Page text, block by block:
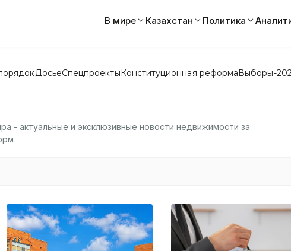
В мире Казахстан Политика
ДосьеСпецпроектыКонституционная реформаВыборы-
- актуальные и эксклюзивные новости недвижимости за